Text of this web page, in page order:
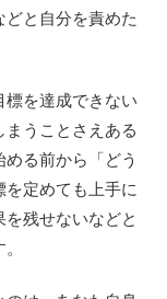
と自分を責めた
標を達成できない
うことさえある
る前から「どう
定めても上手に
残せないなどと